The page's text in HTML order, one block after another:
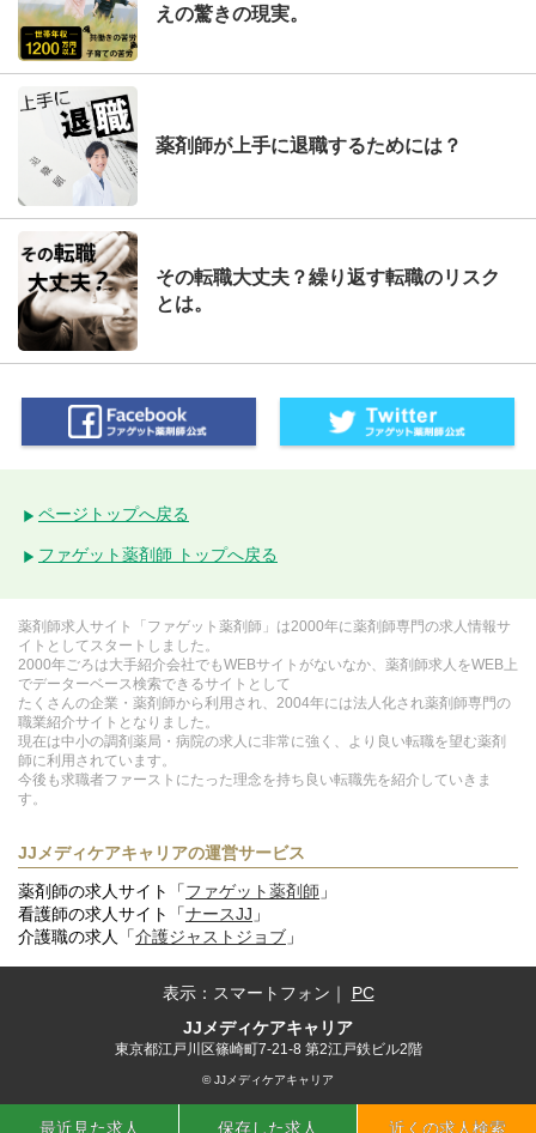
えの驚きの現実。
薬剤師が上手に退職するためには？
その転職大丈夫？繰り返す転職のリスク
とは。
ページトップへ戻る
ファゲット薬剤師 トップへ戻る
薬剤師求人サイト「ファゲット薬剤師」は2000年に薬剤師専門の求人情報サ
イトとしてスタートしました。
2000年ごろは大手紹介会社でもWEBサイトがないなか、薬剤師求人をWEB上
でデーターベース検索できるサイトとして
たくさんの企業・薬剤師から利用され、2004年には法人化され薬剤師専門の
職業紹介サイトとなりました。
現在は中小の調剤薬局・病院の求人に非常に強く、より良い転職を望む薬剤
師に利用されています。
今後も求職者ファーストにたった理念を持ち良い転職先を紹介していきま
す。
JJメディケアキャリアの運営サービス
薬剤師の求人サイト「ファゲット薬剤師 」
看護師の求人サイト「ナースJJ 」
介護職の求人「介護ジャストジョブ 」
表示： スマートフォン ｜ PC
JJメディケアキャリア
東京都江戸川区篠崎町7-21-8 第2江戸鉄ビル2階
© JJメディケアキャリア
最近見た求人 保存した求人 近くの求人検索